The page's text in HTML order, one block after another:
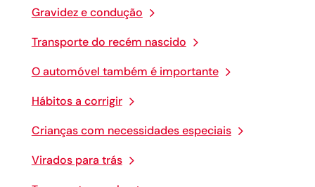
Gravidez e condução
Transporte do recém nascido
O automóvel também é importante
Hábitos a corrigir
Crianças com necessidades especiais
Virados para trás